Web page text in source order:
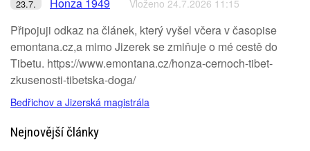
23.7. Vloženo 24.7.2026 11:15
Připojuji odkaz na článek, který vyšel včera v časopise
emontana.cz,a mimo Jizerek se zmiňuje o mé cestě do
Tibetu. https://www.emontana.cz/honza-cernoch-tibet-
zkusenosti-tibetska-doga/
Bedřichov a Jizerská magistrála
Nejnovější články